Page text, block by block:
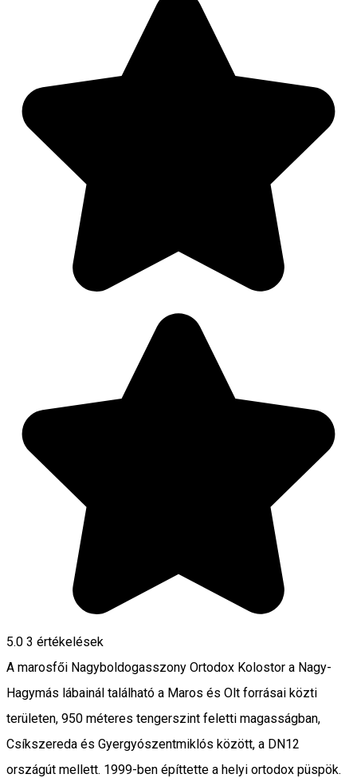
5.0 3 értékelések
A marosfői Nagyboldogasszony Ortodox Kolostor a Nagy-
Hagymás lábainál található a Maros és Olt forrásai közti
területen, 950 méteres tengerszint feletti magasságban,
Csíkszereda és Gyergyószentmiklós között, a DN12
országút mellett. 1999-ben építtette a helyi ortodox püspök.